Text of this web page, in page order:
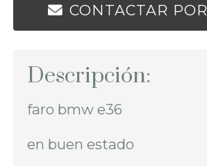
CONTACTAR
Descripción:
faro bmw e36
en buen estado